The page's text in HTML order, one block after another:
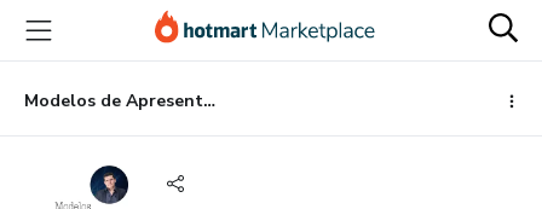
para
conteúdo
principal
para
pagamento
para
rodapé
Modelos de Apresentação de Slides - Padrão Calvilho